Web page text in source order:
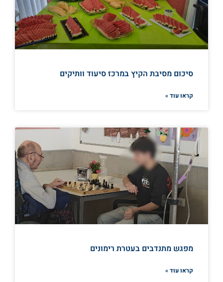
סיכום מסיבת הקיץ במרכז סיעוד וותיקים
קראו עוד »
מפגש מתנדבים בעטרת רימונים
קראו עוד »